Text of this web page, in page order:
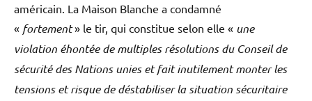
américain. La Maison Blanche a condamné
« fortement» le tir, qui constitue selon elle « une
violation éhontée de multiples résolutions du Conseil de
sécurité des Nations unies et fait inutilement monter les
tensions et risque de déstabiliser la situation sécuritaire